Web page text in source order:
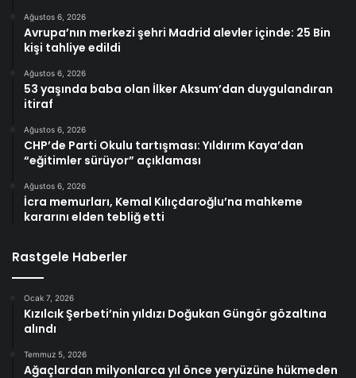
Ağustos 6, 2026
Avrupa’nın merkezi şehri Madrid alevler içinde: 25 Bin
kişi tahliye edildi
Ağustos 6, 2026
53 yaşında baba olan İlker Aksum’dan duygulandıran
itiraf
Ağustos 6, 2026
CHP’de Parti Okulu tartışması: Yıldırım Kaya’dan
“eğitimler sürüyor” açıklaması
Ağustos 6, 2026
İcra memurları, Kemal Kılıçdaroğlu’na mahkeme
kararını elden tebliğ etti
Rastgele Haberler
Ocak 7, 2026
Kızılcık Şerbeti’nin yıldızı Doğukan Güngör gözaltına
alındı
Temmuz 5, 2026
Ağaçlardan milyonlarca yıl önce yeryüzüne hükmeden